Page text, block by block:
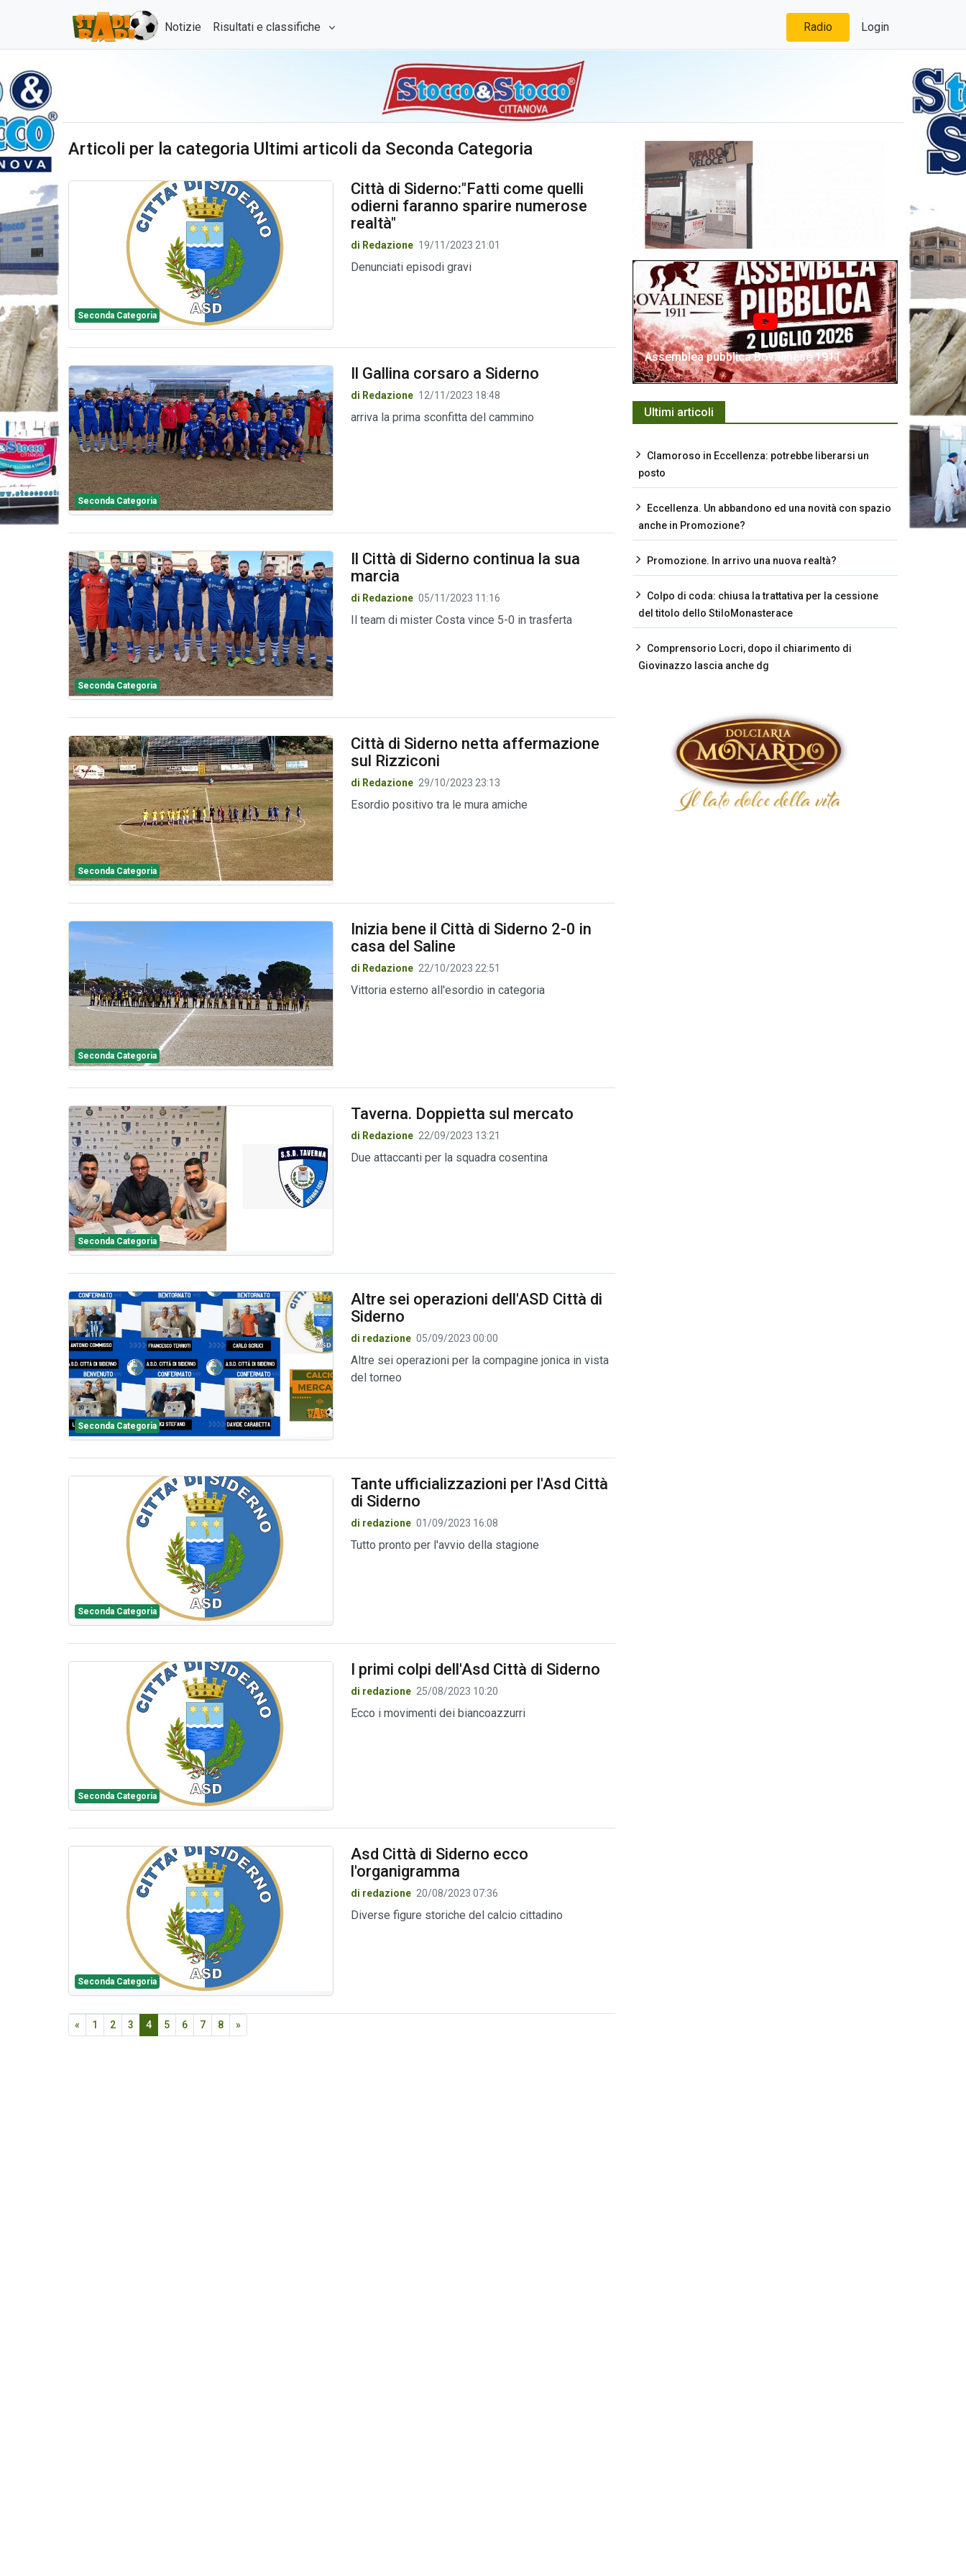
Notizie Risultati e classifiche Radio Login
Articoli per la categoria Ultimi articoli da Seconda Categoria
Seconda Categoria
Città di Siderno:"Fatti come quelli
odierni faranno sparire numerose
realtà"
di Redazione 19/11/2023 21:01
Denunciati episodi gravi
Seconda Categoria
Il Gallina corsaro a Siderno
di Redazione 12/11/2023 18:48
arriva la prima sconfitta del cammino
Seconda Categoria
Il Città di Siderno continua la sua
marcia
di Redazione 05/11/2023 11:16
Il team di mister Costa vince 5-0 in trasferta
Seconda Categoria
Città di Siderno netta affermazione
sul Rizziconi
di Redazione 29/10/2023 23:13
Esordio positivo tra le mura amiche
Seconda Categoria
Inizia bene il Città di Siderno 2-0 in
casa del Saline
di Redazione 22/10/2023 22:51
Vittoria esterno all'esordio in categoria
Seconda Categoria
Taverna. Doppietta sul mercato
di Redazione 22/09/2023 13:21
Due attaccanti per la squadra cosentina
Seconda Categoria
Altre sei operazioni dell'ASD Città di
Siderno
di redazione 05/09/2023 00:00
Altre sei operazioni per la compagine jonica in vista
del torneo
Seconda Categoria
Tante ufficializzazioni per l'Asd Città
di Siderno
di redazione 01/09/2023 16:08
Tutto pronto per l'avvio della stagione
Seconda Categoria
I primi colpi dell'Asd Città di Siderno
di redazione 25/08/2023 10:20
Ecco i movimenti dei biancoazzurri
Seconda Categoria
Asd Città di Siderno ecco
l'organigramma
di redazione 20/08/2023 07:36
Diverse figure storiche del calcio cittadino
« 1 2 3 4 5 6 7 8 »
Assemblea pubblica Bovalinese 1911
Ultimi articoli
Clamoroso in Eccellenza: potrebbe liberarsi un
posto
Eccellenza. Un abbandono ed una novità con spazio
anche in Promozione?
Promozione. In arrivo una nuova realtà?
Colpo di coda: chiusa la trattativa per la cessione
del titolo dello StiloMonasterace
Comprensorio Locri, dopo il chiarimento di
Giovinazzo lascia anche dg